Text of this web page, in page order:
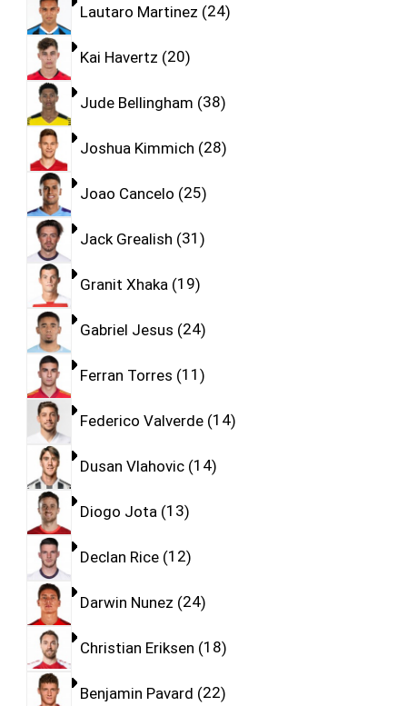
Lautaro Martinez 24
Kai Havertz 20
Jude Bellingham 38
Joshua Kimmich 28
Joao Cancelo 25
Jack Grealish 31
Granit Xhaka 19
Gabriel Jesus 24
Ferran Torres 11
Federico Valverde 14
Dusan Vlahovic 14
Diogo Jota 13
Declan Rice 12
Darwin Nunez 24
Christian Eriksen 18
Benjamin Pavard 22